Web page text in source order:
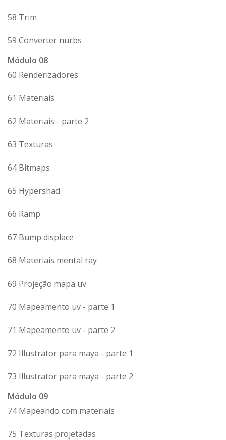
58 Trim
59 Converter nurbs
Módulo 08
60 Renderizadores
61 Materiais
62 Materiais - parte 2
63 Texturas
64 Bitmaps
65 Hypershad
66 Ramp
67 Bump displace
68 Materiais mental ray
69 Projeção mapa uv
70 Mapeamento uv - parte 1
71 Mapeamento uv - parte 2
72 Illustrator para maya - parte 1
73 Illustrator para maya - parte 2
Módulo 09
74 Mapeando com materiais
75 Texturas projetadas